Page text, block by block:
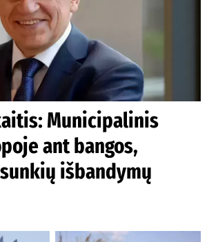
Municipalinis
ant bangos,
išbandymų